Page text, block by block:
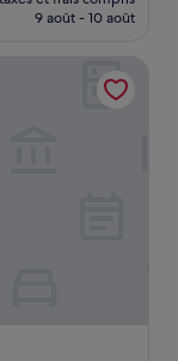
prix
de
82 €
9 août - 10 août